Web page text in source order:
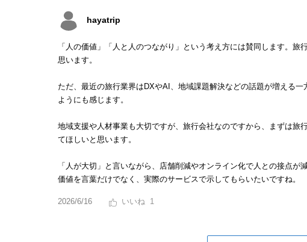
hayatrip
「人の価値」「人と人のつながり」という考え方には賛同します。
思います。
ただ、最近の旅行業界はDXやAI、地域課題解決などの話題が増える
ようにも感じます。
地域支援や人材事業も大切ですが、旅行会社なのですから、まずは
てほしいと思います。
「人が大切」と言いながら、店舗削減やオンライン化で人との接点
価値を言葉だけでなく、実際のサービスで示してもらいたいですね。
2026/6/16 1